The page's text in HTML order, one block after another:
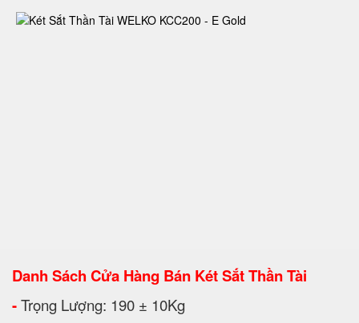
Danh Sách Cửa Hàng Bán Két Sắt Thần Tài
-Trọng Lượng: 190 ± 10Kg